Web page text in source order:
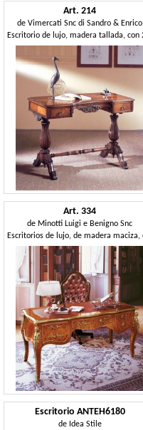
Art. 214
de Vimercati Snc di Sandro & Enrico
Art. 334
de Minotti Luigi e Benigno Snc
Escritorio ANTEH6180
de Idea Stile